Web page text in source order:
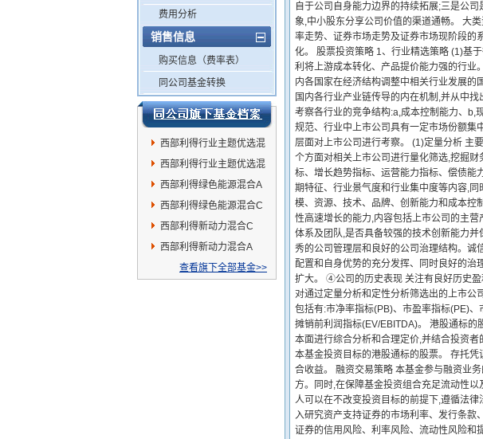
费用分析
销售信息
购买信息（费率表）
同公司基金转换
西部利得行业主题优选混
合A
西部利得行业主题优选混
合C
西部利得绿色能源混合A
西部利得绿色能源混合C
西部利得新动力混合C
西部利得新动力混合A
查看旗下全部基金>>
自于公司自身能力边界的持续拓展;三是公
象,中小股东分享公司价值的渠道通畅。 大
率走势、证券市场走势及证券市场现阶段的
化。 股票投资策略 1、行业精选策略 (1)基
利将上游成本转化、产品提价能力强的行业
内各国家在经济结构调整中相关行业发展的
国内各行业产业链传导的内在机制,并从中
考察各行业的竞争结构:a,成本控制能力、b,
规范、行业中上市公司具有一定市场份额集
层面对上市公司进行考察。 (1)定量分析 主
个方面对相关上市公司进行量化筛选,挖掘
标、增长趋势指标、运营能力指标、偿债能
期特征、行业景气度和行业集中度等内容,
模、资源、技术、品牌、创新能力和成本控
性高速增长的能力,内容包括上市公司的主
体系及团队,是否具备较强的技术创新能力
秀的公司管理层和良好的公司治理结构。诚
配置和自身优势的充分发挥、同时良好的
扩大。 ④公司的历史表现 关注有良好历史
对通过定量分析和定性分析筛选出的上市公
包括有:市净率指标(PB)、市盈率指标(PE)
摊销前利润指标(EV/EBITDA)。 港股通标
本面进行综合分析和合理定价,并结合投资
本基金投资目标的港股通标的股票。 存托
合收益。 融资交易策略 本基金参与融资业
方。同时,在保障基金投资组合充足流动性
人可以在不改变投资目标的前提下,遵循法
入研究资产支持证券的市场利率、发行条款
证券的信用风险、利率风险、流动性风险和